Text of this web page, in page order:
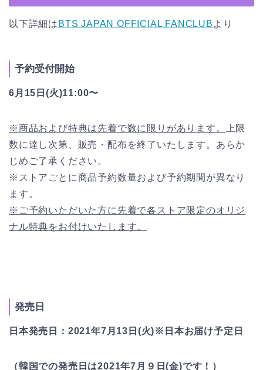
以下詳細は BTS JAPAN OFFICIAL FANCLUB より
予約受付開始
6月15日(火)11:00〜
※商品および特典は先着で数に限りがあります。
上限
数に達し次第、販売・配布を終了いたします。あらか
じめご了承ください。
※ストアごとに商品予約数量および予約期間が異なり
ます。
※ご予約いただいた方に先着で各ストア限定のオリジ
ナル特典をお付けいたします。
発売日
日本発売日：2021年7月13日(火)※日本お届け予定日
（韓国での発売日は2021年7月９日(金)です！）